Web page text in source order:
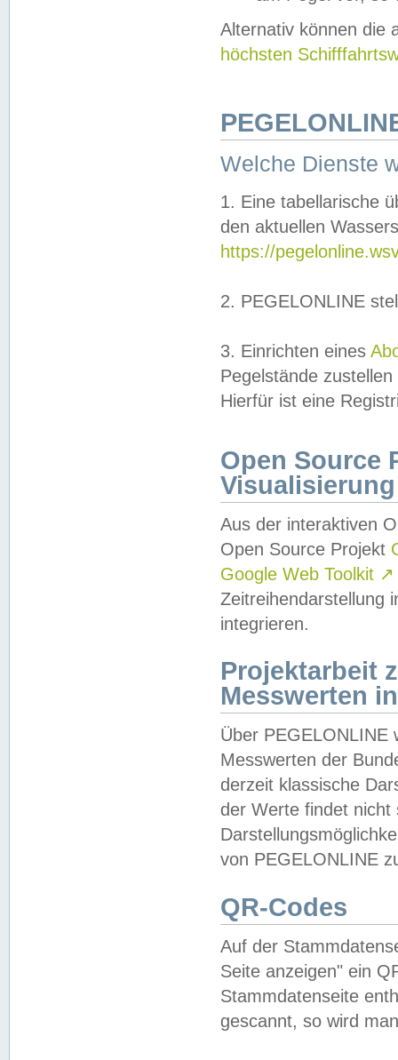
Alternativ können die
höchsten
Welche Dienste
1. Eine tabellarische
den aktuellen
https://
2. PEGELONLINE
3. Einrichten eines
Pegelstände
Hierfür ist eine
Open Source
Visualisierung
Aus der interaktiven
Open Source Projekt
Google Web Toolkit ↗
Zeitreihendarstellung
integrieren.
Projektarbeit
Messwerten
Über PEGELONLINE
Messwerten der
derzeit klassische
der Werte findet
von PEGELONLINE
QR-Codes
Auf der
Seite anzeigen" ein
Stammdatenseite
gescannt, so wird